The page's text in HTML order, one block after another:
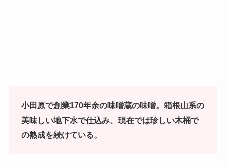
小田原で創業170年余の味噌蔵の味噌。箱根山系の
美味しい地下水で仕込み、現在では珍しい木桶で
の熟成を続けている。